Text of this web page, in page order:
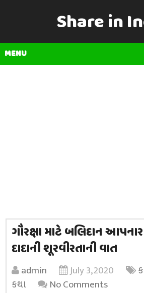
Share in
MENU
ગૌરક્ષા માટે બલિદાન આપનાર
દાદાની શૂરવીરતાની વાત
admin July 3, 2020
કથા
No Comments